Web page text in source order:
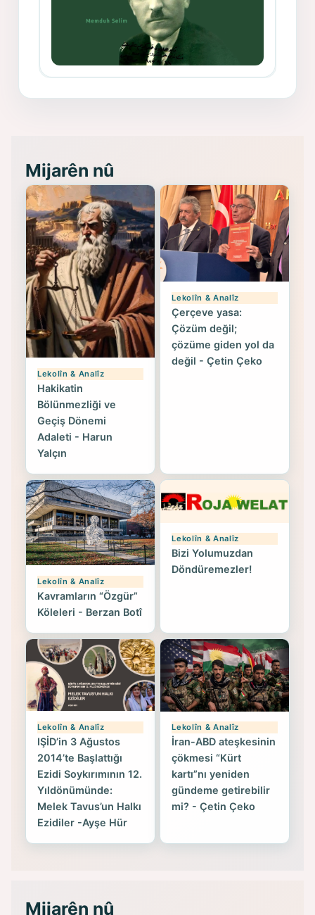
(Hoybun)’un Kuruluş Çalışmaları- 8
Mijarên nû
Lekolîn & Analîz
Hakikatin
Bölünmezliği ve
Geçiş Dönemi
Adaleti - Harun
Yalçın
Lekolîn & Analîz
Çerçeve yasa:
Çözüm değil;
çözüme giden yol da
değil - Çetin Çeko
Lekolîn & Analîz
Kavramların “Özgür”
Köleleri - Berzan Botî
Lekolîn & Analîz
Bizi Yolumuzdan
Döndüremezler!
Lekolîn & Analîz
IŞİD’in 3 Ağustos
2014’te Başlattığı
Ezidi Soykırımının 12.
Yıldönümünde:
Melek Tavus’un Halkı
Ezidiler -Ayşe Hür
Lekolîn & Analîz
İran-ABD ateşkesinin
çökmesi “Kürt
kartı”nı yeniden
gündeme getirebilir
mi? - Çetin Çeko
Mijarên nû